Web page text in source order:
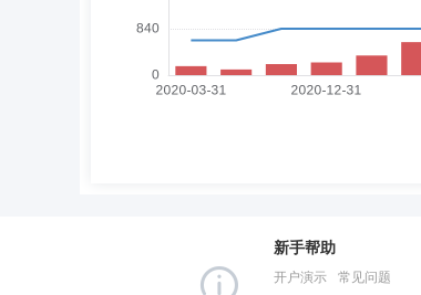
新手帮助
开户演示
常见问题